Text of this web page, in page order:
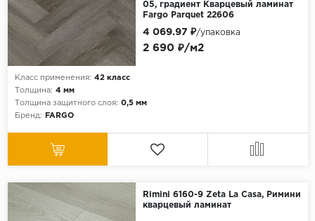
05, градиент Кварцевый ламинат
Fargo Parquet 22606
Класс применения: 42 класс
Толщина: 4 мм
Толщина защитного слоя: 0,5 мм
Бренд:
FARGO
2 690 ₽/м2
4 069.97 ₽/упаковка
Rimini 6160-9 Zeta La Casa, Римини
кварцевый ламинат